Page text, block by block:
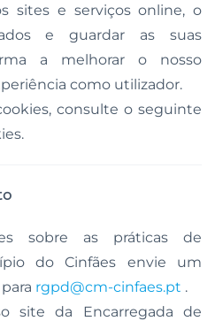
sites e serviços online, o
e guardar as suas
a melhorar o nosso
como utilizador.
consulte o seguinte
sobre as práticas de
do Cinfães envie um
rgpd@cm-cinfaes.pt .
site da Encarregada de